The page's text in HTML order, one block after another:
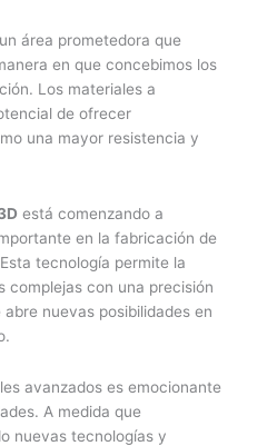
área prometedora que
en que concebimos los
Los materiales a
de ofrecer
una mayor resistencia y
está comenzando a
en la fabricación de
tecnología permite la
complejas con una precisión
nuevas posibilidades en
avanzados es emocionante
A medida que
nuevas tecnologías y